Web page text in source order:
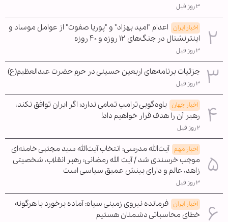
۳ روز قبل
اخبار ایران اعدام "امید بهزاد" و "پوریا صفوت" از عوامل موساد و
اینترنشنال در جنگ‌های ۱۲ روزه و ۴۰ روزه
۳ روز قبل
جزئیات برنامه‌های اربعین حسینی در حرم حضرت عبدالعظیم(ع)
۳ روز قبل
اخبار جهان یاوه‌گویی ترامپ تمامی ندارد؛ اگر ایران توافق نکند،
رهبر آن را هدف قرار خواهیم داد!
۲ روز قبل
اخبار مهم آیت‌الله مدرسی: انتخاب آیت‌الله سید مجتبی خامنه‌ای
موجب خرسندی شد / آیت الله رمضانی: رهبر انقلاب، شخصیتی
زاهد، عالم و دارای بینش عمیق سیاسی است
۳ روز قبل
اخبار ایران فرمانده نیروی زمینی سپاه: آماده برخورد با هرگونه
خطای محاسباتی دشمنان هستیم